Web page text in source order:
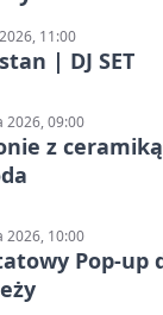
11:00
| DJ SET
2026, 09:00
z
2026, 10:00
Pop-up